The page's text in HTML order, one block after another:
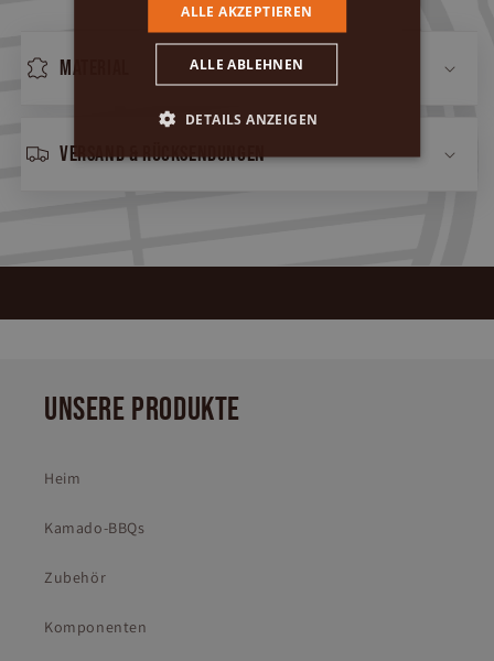
Material
Versand & Rücksendungen
UNSERE PRODUKTE
Heim
Kamado-BBQs
Zubehör
Komponenten
ALLE AKZEPTIEREN
ALLE ABLEHNEN
DETAILS ANZEIGEN